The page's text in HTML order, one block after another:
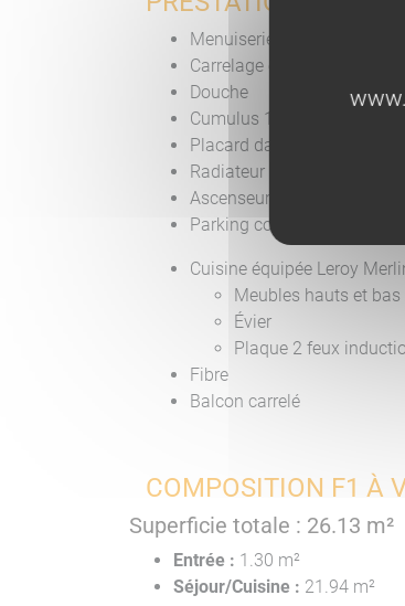
Menuiseries PVC double
Carrelage effet béton
Douche
Cumulus 100 L
Placard dans la pièce de vie
Radiateur électrique
Ascenseur
Parking collectif avec une
Cuisine équipée Leroy
Meubles hauts et bas
Évier
Plaque 2 feux
Fibre
Balcon carrelé
COMPOSITION F1 À
Superficie totale : 26.13 m²
Entrée : 1.30 m²
Séjour/Cuisine : 21.94 m²